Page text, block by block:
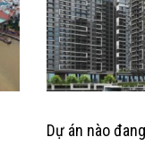
Dự án nào